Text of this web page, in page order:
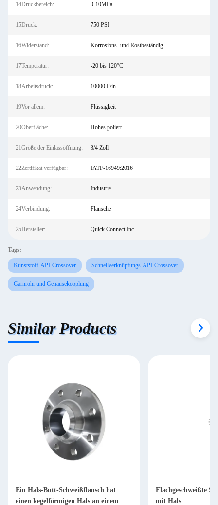
14Druckbereich: 0-10MPa
15Druck: 750 PSI
16Widerstand: Korrosions- und Rostbeständig
17Temperatur: -20 bis 120°C
18Arbeitsdruck: 10000 P/in
19Vor allem: Flüssigkeit
20Oberfläche: Hohes poliert
21Größe der Einlassöffnung: 3/4 Zoll
22Zertifikat verfügbar: IATF-16949:2016
23Anwendung: Industrie
24Verbindung: Flansche
25Hersteller: Quick Connect Inc.
Tags:
Kunststoff-API-Crossover Schnellverknüpfungs-API-Crossover
Garnrohr und Gehäusekopplung
Similar Products
Ein Hals-Butt-Schweißflansch hat
einen kegelförmigen Hals an einem
Flachgeschweißte
mit Hals